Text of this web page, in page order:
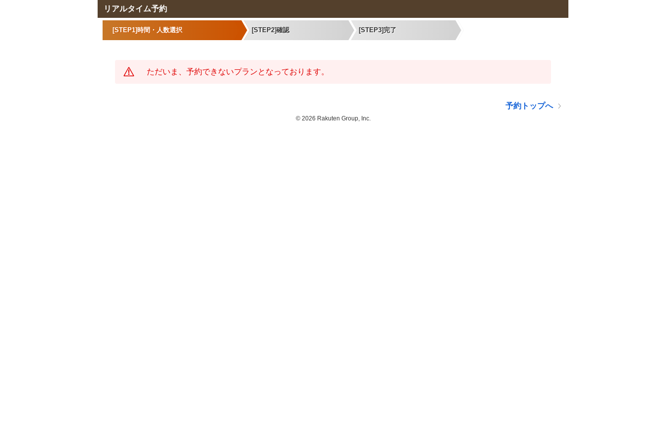
リアルタイム予約
[STEP1]時間・人数選択 [STEP2]確認 [STEP3]完了
ただいま、予約できないプランとなっております。
予約トップへ
© 2026 Rakuten Group, Inc.